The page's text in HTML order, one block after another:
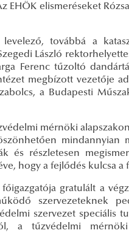
EHÖK elismeréseket
továbbá a
László
Ferenc tűzoltó
megbízott vezetője
a Budapesti
mérnöki
mindannyian
és részletesen
hogy a fejlődés kulcsa a
gratulált a
szervezeteknek
szervezet speciális
a tűzvédelmi